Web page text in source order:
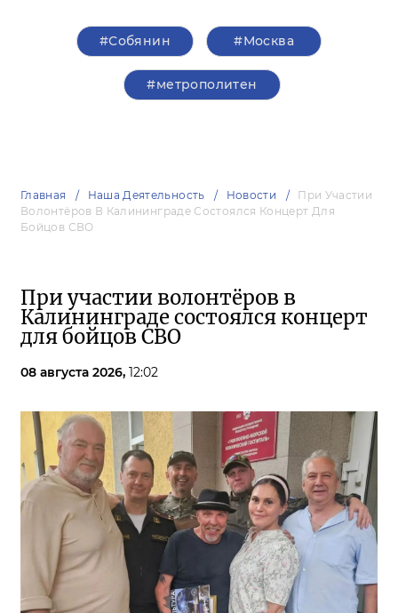
#Собянин #Москва
#метрополитен
Главная Наша Деятельность Новости
При Участии
Волонтёров В Калининграде Состоялся Концерт Для
Бойцов СВО
При участии волонтёров в
Калининграде состоялся концерт
для бойцов СВО
08 августа 2026, 12:02